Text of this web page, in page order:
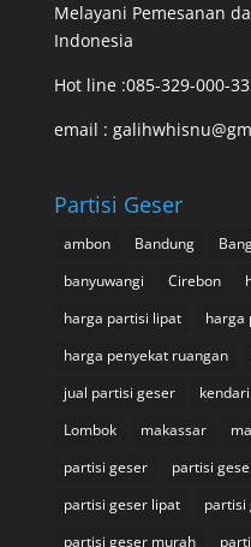
Melayani Pemesanan
Indonesia
Hot line :085-329-000-
email :
Partisi Geser
ambon Bandung
banyuwangi
Cirebon
harga partisi lipat
harga
harga penyekat ruangan
jual partisi geser
kendari
Lombok
makassar
partisi geser
partisi
partisi geser lipat
partisi
partisi geser murah